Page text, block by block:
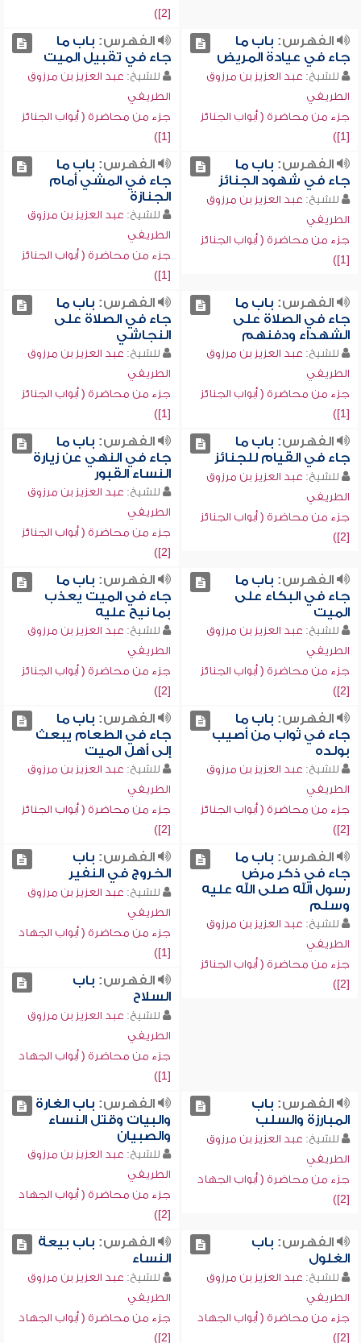
[2])
الفهرس: باب ما
جاء في عيادة المريض
للشيخ: عبد العزيز بن مرزوق
الطريفي
جزء من محاضرة ( أبواب الجنائز
[1])
الفهرس: باب ما
جاء في تقبيل الميت
للشيخ: عبد العزيز بن مرزوق
الطريفي
جزء من محاضرة ( أبواب الجنائز
[1])
الفهرس: باب ما
جاء في شهود الجنائز
للشيخ: عبد العزيز بن مرزوق
الطريفي
جزء من محاضرة ( أبواب الجنائز
[1])
الفهرس: باب ما
جاء في المشي أمام
الجنازة
للشيخ: عبد العزيز بن مرزوق
الطريفي
جزء من محاضرة ( أبواب الجنائز
[1])
الفهرس: باب ما
جاء في الصلاة على
الشهداء ودفنهم
للشيخ: عبد العزيز بن مرزوق
الطريفي
جزء من محاضرة ( أبواب الجنائز
[1])
الفهرس: باب ما
جاء في الصلاة على
النجاشي
للشيخ: عبد العزيز بن مرزوق
الطريفي
جزء من محاضرة ( أبواب الجنائز
[1])
الفهرس: باب ما
جاء في القيام للجنائز
للشيخ: عبد العزيز بن مرزوق
الطريفي
جزء من محاضرة ( أبواب الجنائز
[2])
الفهرس: باب ما
جاء في النهي عن زيارة
النساء القبور
للشيخ: عبد العزيز بن مرزوق
الطريفي
جزء من محاضرة ( أبواب الجنائز
[2])
الفهرس: باب ما
جاء في البكاء على
الميت
للشيخ: عبد العزيز بن مرزوق
الطريفي
جزء من محاضرة ( أبواب الجنائز
[2])
الفهرس: باب ما
جاء في الميت يعذب
بما نيح عليه
للشيخ: عبد العزيز بن مرزوق
الطريفي
جزء من محاضرة ( أبواب الجنائز
[2])
الفهرس: باب ما
جاء في ثواب من أصيب
بولده
للشيخ: عبد العزيز بن مرزوق
الطريفي
جزء من محاضرة ( أبواب الجنائز
[2])
الفهرس: باب ما
جاء في الطعام يبعث
إلى أهل الميت
للشيخ: عبد العزيز بن مرزوق
الطريفي
جزء من محاضرة ( أبواب الجنائز
[2])
الفهرس: باب ما
جاء في ذكر مرض
رسول الله صلى الله عليه
وسلم
للشيخ: عبد العزيز بن مرزوق
الطريفي
جزء من محاضرة ( أبواب الجنائز
[2])
الفهرس: باب
الخروج في النفير
للشيخ: عبد العزيز بن مرزوق
الطريفي
جزء من محاضرة ( أبواب الجهاد
[1])
الفهرس: باب
السلاح
للشيخ: عبد العزيز بن مرزوق
الطريفي
جزء من محاضرة ( أبواب الجهاد
[1])
الفهرس: باب
المبارزة والسلب
للشيخ: عبد العزيز بن مرزوق
الطريفي
جزء من محاضرة ( أبواب الجهاد
[2])
الفهرس: باب الغارة
والبيات وقتل النساء
والصبيان
للشيخ: عبد العزيز بن مرزوق
الطريفي
جزء من محاضرة ( أبواب الجهاد
[2])
الفهرس: باب
الغلول
للشيخ: عبد العزيز بن مرزوق
الطريفي
جزء من محاضرة ( أبواب الجهاد
[2])
الفهرس: باب بيعة
النساء
للشيخ: عبد العزيز بن مرزوق
الطريفي
جزء من محاضرة ( أبواب الجهاد
[2])